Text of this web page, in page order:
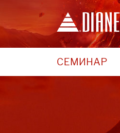
СЕМИНАР